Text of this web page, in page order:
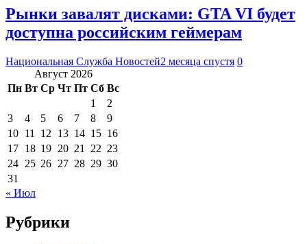
Рынки завалят дисками: GTA VI будет
доступна российским геймерам
Национальная Служба Новостей2 месяца спустя 0
Август 2026
Пн Вт Ср Чт Пт Сб Вс
1
2
3
4 5 6 7 8
9
10 11 12 13 14 15 16
17 18 19 20 21 22 23
24 25 26 27 28 29 30
31
« Июл
Рубрики